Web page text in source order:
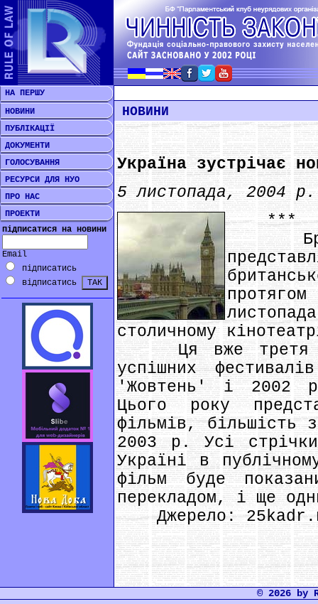
НА ПЕРШУ
НОВИНИ
ПУБЛІКАЦІЇ
ДОКУМЕНТИ
ГОЛОСУВАННЯ
РЕСУРСИ ДЛЯ НУО
ПРО НАС
ПРОЕКТИ
підписатися на новини
Email
підписатись
відписатись
НОВИНИ
Україна зустрічає
5 листопада, 2004 р.
***
столичному
Ця вже третя
успішних
'Жовтень' і 2002
Цього року
фільмів, більшість
2003 р. Усі
Україні в
фільм буде
перекладом, і ще
Джерело:
© 2026 by